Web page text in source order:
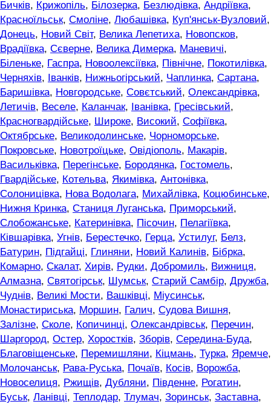
Бичків, Крижопіль, Білозерка, Безлюдівка, Андріївка,
Красноїльськ, Смоліне, Любашівка, Куп'янськ-Вузловий,
Донець, Новий Світ, Велика Лепетиха, Новопсков,
Врадіївка, Сєверне, Велика Димерка, Маневичі,
Біленьке, Гаспра, Новоолексіївка, Північне, Покотилівка,
Черняхів, Іванків, Нижньогірський, Чаплинка, Сартана,
Баришівка, Новгородське, Совєтський, Олександрівка,
Летичів, Веселе, Каланчак, Іванівка, Гресівський,
Красногвардійське, Широке, Високий, Софіївка,
Октябрське, Великодолинське, Чорноморське,
Покровське, Новотроїцьке, Овідіополь, Макарів,
Васильківка, Перегінське, Бородянка, Гостомель,
Гвардійське, Котельва, Якимівка, Антонівка,
Солоницівка, Нова Водолага, Михайлівка, Коцюбинське,
Нижня Кринка, Станиця Луганська, Приморський,
Слобожанське, Катеринівка, Пісочин, Пелагіївка,
Ківшарівка, Угнів, Берестечко, Герца, Устилуг, Белз,
Батурин, Підгайці, Глиняни, Новий Калинів, Бібрка,
Комарно, Скалат, Хирів, Рудки, Добромиль, Вижниця,
Алмазна, Святогірськ, Шумськ, Старий Самбір, Дружба,
Чуднів, Великі Мости, Вашківці, Міусинськ,
Монастириська, Моршин, Галич, Судова Вишня,
Залізне, Сколе, Копичинці, Олександрівськ, Перечин,
Шаргород, Остер, Хоростків, Зборів, Середина-Буда,
Благовіщенське, Перемишляни, Кіцмань, Турка, Яремче,
Молочанськ, Рава-Руська, Почаїв, Косів, Ворожба,
Новоселиця, Ржищів, Дубляни, Південне, Рогатин,
Буськ, Ланівці, Теплодар, Тлумач, Зоринськ, Заставна,